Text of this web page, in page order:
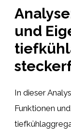
und
In dieser
Funktionen